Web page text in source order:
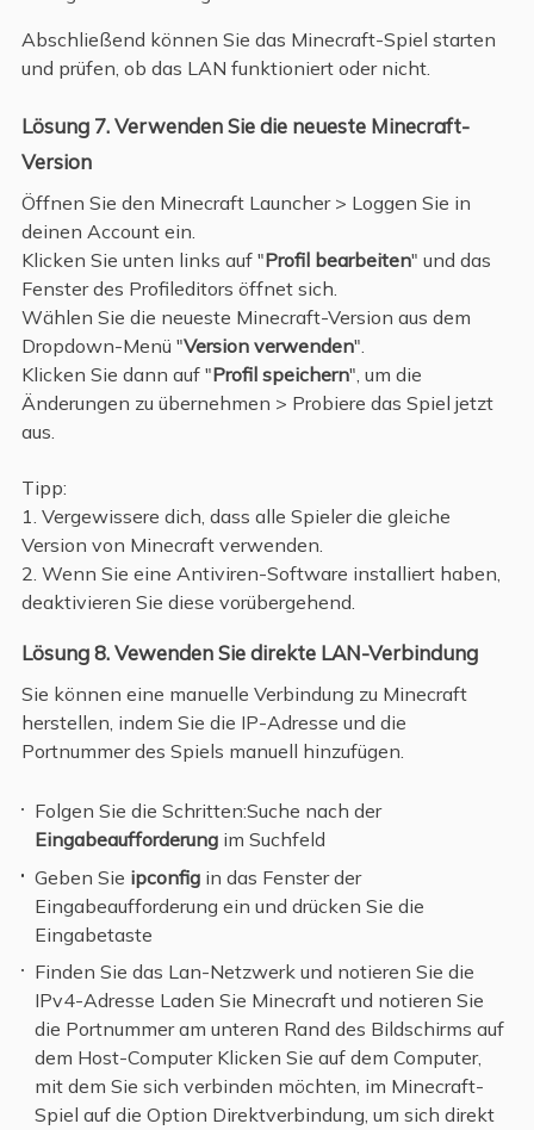
Abschließend können Sie das Minecraft-Spiel starten
und prüfen, ob das LAN funktioniert oder nicht.
Lösung 7. Verwenden Sie die neueste Minecraft-
Version
Öffnen Sie den Minecraft Launcher > Loggen Sie in
deinen Account ein.
Klicken Sie unten links auf "Profil bearbeiten" und das
Fenster des Profileditors öffnet sich.
Wählen Sie die neueste Minecraft-Version aus dem
Dropdown-Menü "Version verwenden".
Klicken Sie dann auf "Profil speichern", um die
Änderungen zu übernehmen > Probiere das Spiel jetzt
aus.
Tipp:
1. Vergewissere dich, dass alle Spieler die gleiche
Version von Minecraft verwenden.
2. Wenn Sie eine Antiviren-Software installiert haben,
deaktivieren Sie diese vorübergehend.
Lösung 8. Vewenden Sie direkte LAN-Verbindung
Sie können eine manuelle Verbindung zu Minecraft
herstellen, indem Sie die IP-Adresse und die
Portnummer des Spiels manuell hinzufügen.
Folgen Sie die Schritten:Suche nach der
Eingabeaufforderung im Suchfeld
Geben Sie ipconfig in das Fenster der
Eingabeaufforderung ein und drücken Sie die
Eingabetaste
Finden Sie das Lan-Netzwerk und notieren Sie die
IPv4-Adresse Laden Sie Minecraft und notieren Sie
die Portnummer am unteren Rand des Bildschirms auf
dem Host-Computer Klicken Sie auf dem Computer,
mit dem Sie sich verbinden möchten, im Minecraft-
Spiel auf die Option Direktverbindung, um sich direkt